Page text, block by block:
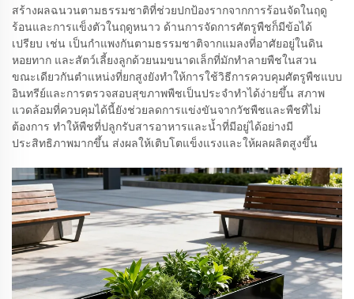
สร้างผลฉนวนตามธรรมชาติที่ช่วยปกป้องรากจากการร้อนจัดในฤดู
ร้อนและการแข็งตัวในฤดูหนาว ด้านการจัดการศัตรูพืชก็มีข้อได้
เปรียบ เช่น เป็นกำแพงกันตามธรรมชาติจากแมลงที่อาศัยอยู่ในดิน
หอยทาก และสัตว์เลี้ยงลูกด้วยนมขนาดเล็กที่มักทำลายพืชในสวน
ขณะเดียวกันตำแหน่งที่ยกสูงยังทำให้การใช้วิธีการควบคุมศัตรูพืชแบบ
อินทรีย์และการตรวจสอบสุขภาพพืชเป็นประจำทำได้ง่ายขึ้น สภาพ
แวดล้อมที่ควบคุมได้นี้ยังช่วยลดการแข่งขันจากวัชพืชและพืชที่ไม่
ต้องการ ทำให้พืชที่ปลูกรับสารอาหารและน้ำที่มีอยู่ได้อย่างมี
ประสิทธิภาพมากขึ้น ส่งผลให้เติบโตแข็งแรงและให้ผลผลิตสูงขึ้น